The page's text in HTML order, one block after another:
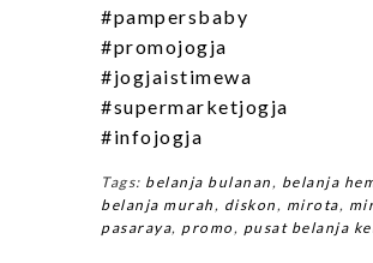
#pampersbaby
#promojogja
#jogjaistimewa
#supermarketjogja
#infojogja
Tags: belanja bulanan, belanja
belanja murah, diskon, mirota,
pasaraya, promo, pusat belanja